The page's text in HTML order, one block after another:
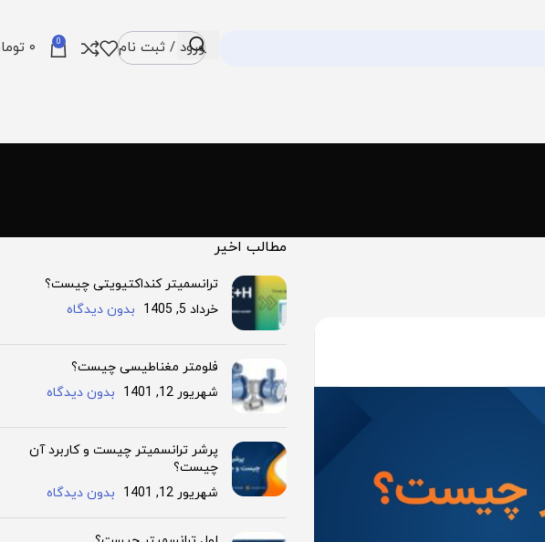
ورود / ثبت نام 0 ۰
مطالب اخیر
ترانسمیتر کنداکتیویتی چیست؟
خرداد 5, 1405
بدون دیدگاه
فلومتر مغناطیسی چیست؟
شهریور 12, 1401
بدون دیدگاه
پرشر ترانسمیتر چیست و کاربرد آن
چیست؟
شهریور 12, 1401
بدون دیدگاه